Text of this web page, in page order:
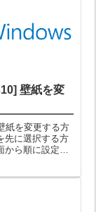
は以下記事をご
⇒ コ...
壁紙を変
紙を変更する方
先に選択する方
ら順に設定す
①画像ファイル
デスクトップ
定(B)」を選択す